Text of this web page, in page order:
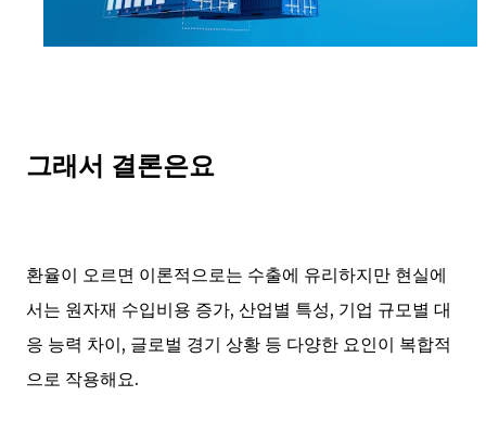
그래서 결론은요
환율이 오르면 이론적으로는 수출에 유리하지만 현실에
서는 원자재 수입비용 증가, 산업별 특성, 기업 규모별 대
응 능력 차이, 글로벌 경기 상황 등 다양한 요인이 복합적
으로 작용해요.